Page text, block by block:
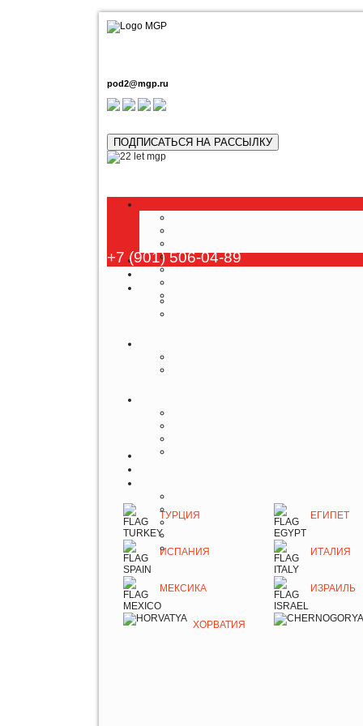
pod2@mgp.ru
ПОДПИСАТЬСЯ НА РАССЫЛКУ
Любой
+7 (901) 506-04-89
ТУРЦИЯ ЕГИПЕТ
ИСПАНИЯ ИТАЛИЯ
МЕКСИКА ИЗРАИЛЬ
ХОРВАТИЯ